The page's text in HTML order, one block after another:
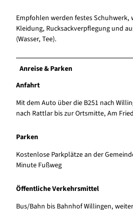
Empfohlen werden festes Schuhwerk,
Kleidung, Rucksackverpflegung und
(Wasser, Tee).
Anreise & Parken
Anfahrt
Mit dem Auto über die B251 nach
nach Rattlar bis zur Ortsmitte, Am
Parken
Kostenlose Parkplätze an der
Minute Fußweg
Öffentliche Verkehrsmittel
Bus/Bahn bis Bahnhof Willingen,